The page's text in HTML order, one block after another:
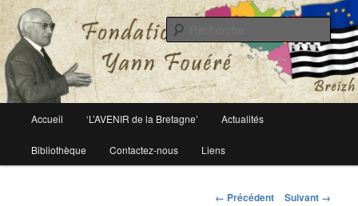
Fondation Yann Fouéré
Le site officiel de la fondation Yann Fouéré
principal
Aller
au
Accueil ‘L’AVENIR de la Bretagne’ Actualités
Bibliothèque Contactez-nous Liens
Navigation
← Précédent Suivant →